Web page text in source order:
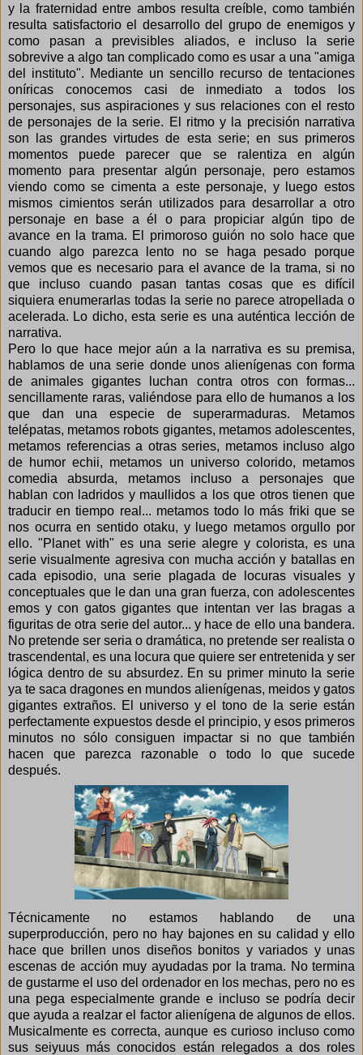
y la fraternidad entre ambos resulta creíble, como también
resulta satisfactorio el desarrollo del grupo de enemigos y
como pasan a previsibles aliados, e incluso la serie
sobrevive a algo tan complicado como es usar a una "amiga
del instituto". Mediante un sencillo recurso de tentaciones
oníricas conocemos casi de inmediato a todos los
personajes, sus aspiraciones y sus relaciones con el resto
de personajes de la serie. El ritmo y la precisión narrativa
son las grandes virtudes de esta serie; en sus primeros
momentos puede parecer que se ralentiza en algún
momento para presentar algún personaje, pero estamos
viendo como se cimenta a este personaje, y luego estos
mismos cimientos serán utilizados para desarrollar a otro
personaje en base a él o para propiciar algún tipo de
avance en la trama. El primoroso guión no solo hace que
cuando algo parezca lento no se haga pesado porque
vemos que es necesario para el avance de la trama, si no
que incluso cuando pasan tantas cosas que es difícil
siquiera enumerarlas todas la serie no parece atropellada o
acelerada. Lo dicho, esta serie es una auténtica lección de
narrativa.
Pero lo que hace mejor aún a la narrativa es su premisa,
hablamos de una serie donde unos alienígenas con forma
de animales gigantes luchan contra otros con formas...
sencillamente raras, valiéndose para ello de humanos a los
que dan una especie de superarmaduras. Metamos
telépatas, metamos robots gigantes, metamos adolescentes,
metamos referencias a otras series, metamos incluso algo
de humor echii, metamos un universo colorido, metamos
comedia absurda, metamos incluso a personajes que
hablan con ladridos y maullidos a los que otros tienen que
traducir en tiempo real... metamos todo lo más friki que se
nos ocurra en sentido otaku, y luego metamos orgullo por
ello. "Planet with" es una serie alegre y colorista, es una
serie visualmente agresiva con mucha acción y batallas en
cada episodio, una serie plagada de locuras visuales y
conceptuales que le dan una gran fuerza, con adolescentes
emos y con gatos gigantes que intentan ver las bragas a
figuritas de otra serie del autor... y hace de ello una bandera.
No pretende ser seria o dramática, no pretende ser realista o
trascendental, es una locura que quiere ser entretenida y ser
lógica dentro de su absurdez. En su primer minuto la serie
ya te saca dragones en mundos alienígenas, meidos y gatos
gigantes extraños. El universo y el tono de la serie están
perfectamente expuestos desde el principio, y esos primeros
minutos no sólo consiguen impactar si no que también
hacen que parezca razonable o todo lo que sucede
después.
Técnicamente no estamos hablando de una
superproducción, pero no hay bajones en su calidad y ello
hace que brillen unos diseños bonitos y variados y unas
escenas de acción muy ayudadas por la trama. No termina
de gustarme el uso del ordenador en los mechas, pero no es
una pega especialmente grande e incluso se podría decir
que ayuda a realzar el factor alienígena de algunos de ellos.
Musicalmente es correcta, aunque es curioso incluso como
sus seiyuus más conocidos están relegados a dos roles